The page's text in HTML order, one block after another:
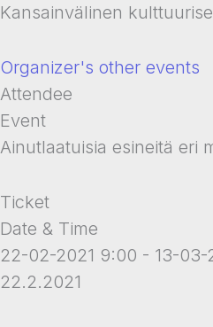
Kansainvälinen
Organizer's other events
Attendee
Event
Ainutlaatuisia esineitä eri
Ticket
Date & Time
22-02-2021 9:00 - 13-03-
22.2.2021